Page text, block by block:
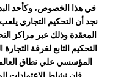
في هذا الخصوص، وكأحد
نجد أنالتحكيمالتجارييلعب
المعقدةوذلكعبر مراكز
التحكيمالتابعلغرفةالتجارة
المؤسسيعلينطاق